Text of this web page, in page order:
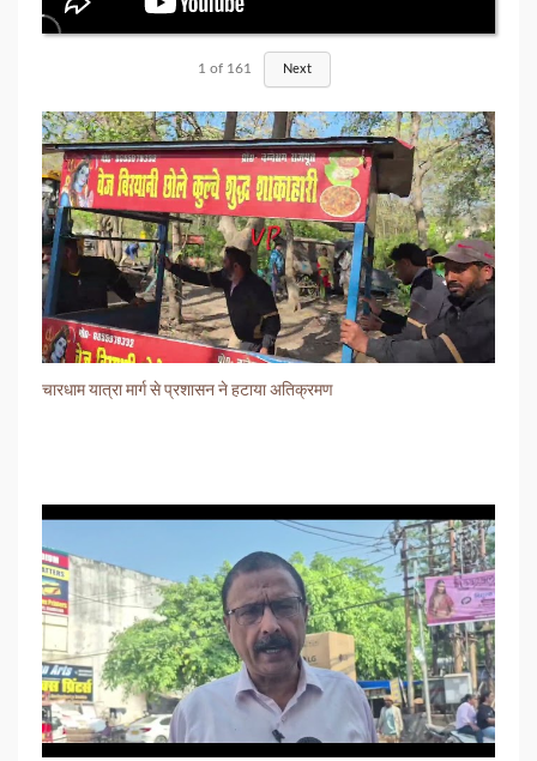
1 of 161 Next
चारधाम यात्रा मार्ग से प्रशासन ने हटाया अतिक्रमण